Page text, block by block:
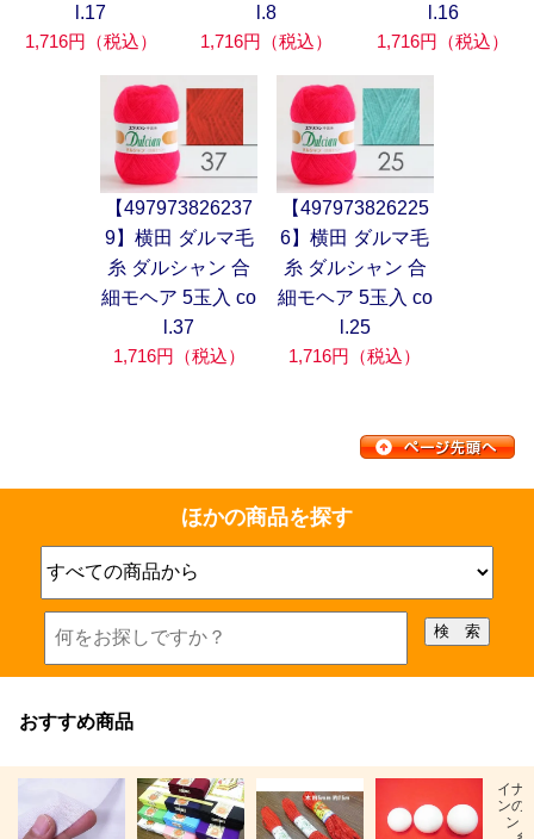
l.17
1,716円（税込）
l.8
1,716円（税込）
l.16
1,716円（税込）
【497973826237
9】横田 ダルマ毛
糸 ダルシャン 合
細モヘア 5玉入 co
l.37
1,716円（税込）
【497973826225
6】横田 ダルマ毛
糸 ダルシャン 合
細モヘア 5玉入 co
l.25
1,716円（税込）
ほかの商品を探す
おすすめ商品
イナ
ンの
ン